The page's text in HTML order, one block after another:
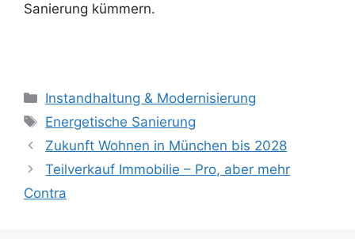
Sanierung kümmern.
Kategorien
Instandhaltung & Modernisierung
Schlagwörter
Energetische Sanierung
Zukunft Wohnen in München bis 2028
Teilverkauf Immobilie – Pro, aber mehr
Contra